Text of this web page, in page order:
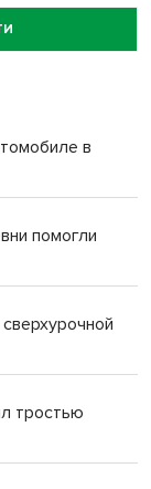
в
помогли
тростью